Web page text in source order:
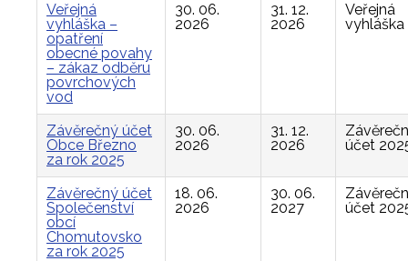
Veřejná
vyhláška –
opatření
obecné povahy
– zákaz odběru
povrchových
vod
30. 06.
2026
31. 12.
2026
Veřejná
vyhláška
Závěrečný účet
Obce Březno
za rok 2025
30. 06.
2026
31. 12.
2026
účet
Závěrečný účet
Společenství
obcí
Chomutovsko
za rok 2025
18. 06.
2026
30. 06.
2027
účet